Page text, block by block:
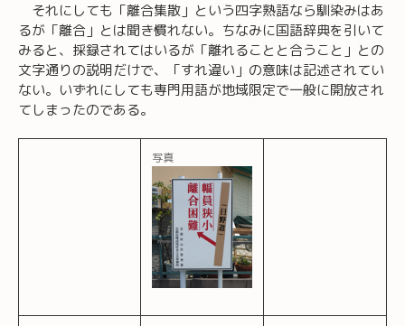
それにしても「離合集散」という四字熟語なら馴染みはあ
るが「離合」とは聞き慣れない。ちなみに国語辞典を引いて
みると、採録されてはいるが「離れることと合うこと」との
文字通りの説明だけで、「すれ違い」の意味は記述されてい
ない。いずれにしても専門用語が地域限定で一般に開放され
てしまったのである。
写真